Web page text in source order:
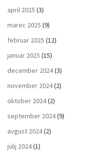
april 2025 (3)
marec 2025 (9)
februar 2025 (12)
januar 2025 (15)
december 2024(3)
november 2024(2)
oktober 2024(2)
september 2024(9)
avgust 2024(2)
julij 2024(1)